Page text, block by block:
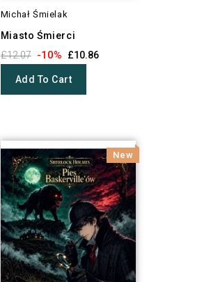
Michał Śmielak
Miasto Śmierci
£12.07 -10% £10.86
Add To Cart
New